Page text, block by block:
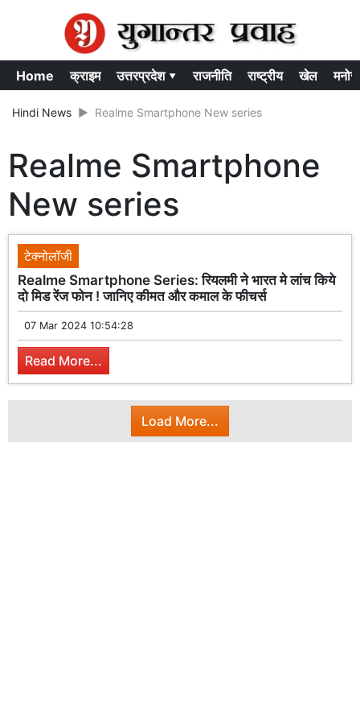
Home क्राइम उत्तरप्रदेश ▾ राजनीति राष्ट्रीय खेल
Hindi News Realme Smartphone New series
Realme Smartphone
New series
टेक्नोलॉजी
Realme Smartphone Series: रियलमी ने भारत मे लांच किये
दो मिड रेंज फोन ! जानिए कीमत और कमाल के फीचर्स
07 Mar 2024 10:54:28
Read More...
Load More...